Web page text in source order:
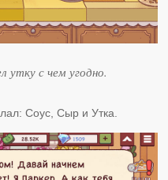
с чем угодно.
Соус, Сыр и Утка.